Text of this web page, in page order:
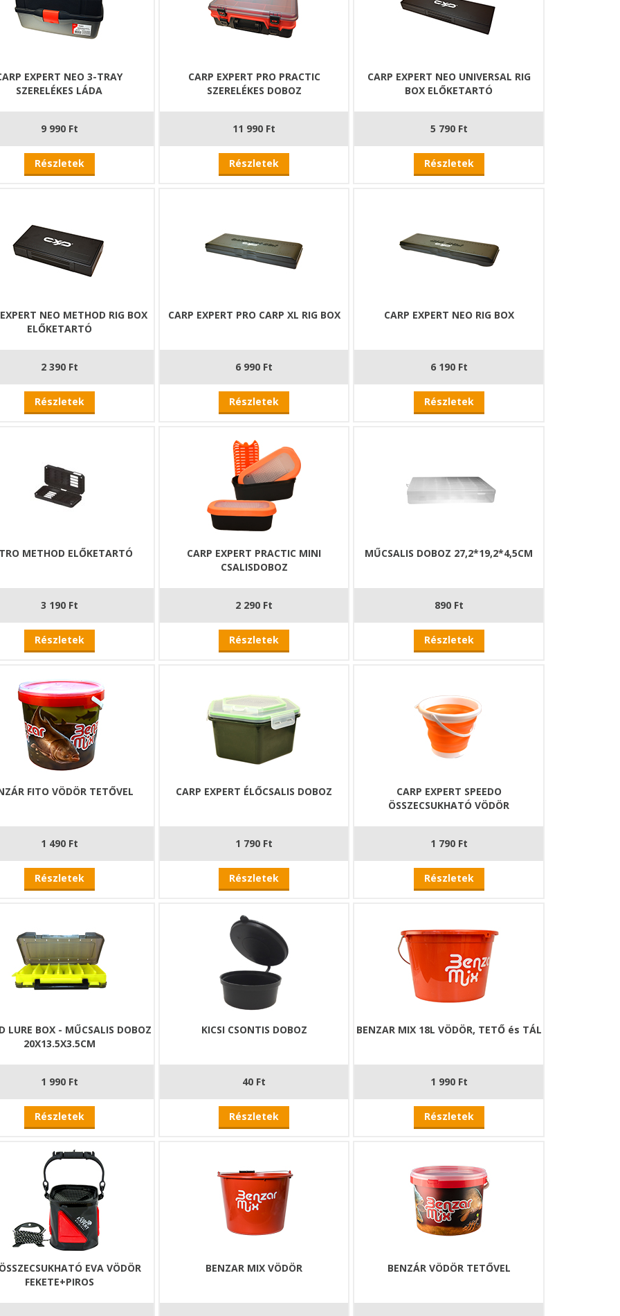
EXPERT NEO 3-TRAY
SZERELÉKES LÁDA
9 990 Ft
Részletek
CARP EXPERT PRO PRACTIC
SZERELÉKES DOBOZ
11 990 Ft
Részletek
CARP EXPERT NEO UNIVERSAL RIG
BOX ELŐKETARTÓ
5 790 Ft
Részletek
NEO METHOD RIG BOX
ELŐKETARTÓ
2 390 Ft
Részletek
CARP EXPERT PRO CARP XL RIG BOX
6 990 Ft
Részletek
CARP EXPERT NEO RIG BOX
6 190 Ft
Részletek
METHOD ELŐKETARTÓ
3 190 Ft
Részletek
CARP EXPERT PRACTIC MINI
CSALISDOBOZ
2 290 Ft
Részletek
MŰCSALIS DOBOZ 27,2*19,2*4,5CM
890 Ft
Részletek
FITO VÖDÖR TETŐVEL
1 490 Ft
Részletek
CARP EXPERT ÉLŐCSALIS DOBOZ
1 790 Ft
Részletek
CARP EXPERT SPEEDO
ÖSSZECSUKHATÓ VÖDÖR
1 790 Ft
Részletek
LURE BOX - MŰCSALIS DOBOZ
20X13.5X3.5CM
1 990 Ft
Részletek
KICSI CSONTIS DOBOZ
40 Ft
Részletek
BENZAR MIX 18L VÖDÖR, TETŐ és TÁL
1 990 Ft
Részletek
EVA VÖDÖR
FEKETE+PIROS
BENZAR MIX VÖDÖR BENZÁR VÖDÖR TETŐVEL